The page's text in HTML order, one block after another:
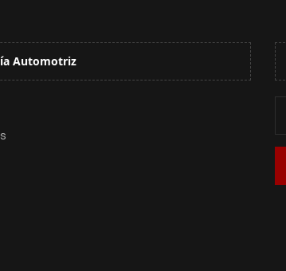
Automotriz